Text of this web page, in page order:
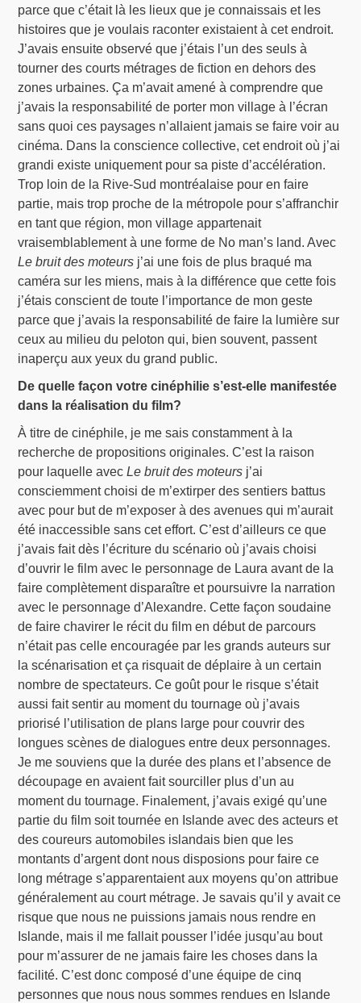
parce que c’était là les lieux que je connaissais et les
histoires que je voulais raconter existaient à cet endroit.
J’avais ensuite observé que j’étais l’un des seuls à
tourner des courts métrages de fiction en dehors des
zones urbaines. Ça m’avait amené à comprendre que
j’avais la responsabilité de porter mon village à l’écran
sans quoi ces paysages n’allaient jamais se faire voir au
cinéma. Dans la conscience collective, cet endroit où j’ai
grandi existe uniquement pour sa piste d’accélération.
Trop loin de la Rive-Sud montréalaise pour en faire
partie, mais trop proche de la métropole pour s’affranchir
en tant que région, mon village appartenait
vraisemblablement à une forme de No man’s land. Avec
Le bruit des moteurs j’ai une fois de plus braqué ma
caméra sur les miens, mais à la différence que cette fois
j’étais conscient de toute l’importance de mon geste
parce que j’avais la responsabilité de faire la lumière sur
ceux au milieu du peloton qui, bien souvent, passent
inaperçu aux yeux du grand public.
De quelle façon votre cinéphilie s’est-elle manifestée
dans la réalisation du film?
À titre de cinéphile, je me sais constamment à la
recherche de propositions originales. C’est la raison
pour laquelle avecLe bruit des moteurs j’ai
consciemment choisi de m’extirper des sentiers battus
avec pour but de m’exposer à des avenues qui m’aurait
été inaccessible sans cet effort. C’est d’ailleurs ce que
j’avais fait dès l’écriture du scénario où j’avais choisi
d’ouvrir le film avec le personnage de Laura avant de la
faire complètement disparaître et poursuivre la narration
avec le personnage d’Alexandre. Cette façon soudaine
de faire chavirer le récit du film en début de parcours
n’était pas celle encouragée par les grands auteurs sur
la scénarisation et ça risquait de déplaire à un certain
nombre de spectateurs. Ce goût pour le risque s’était
aussi fait sentir au moment du tournage où j’avais
priorisé l’utilisation de plans large pour couvrir des
longues scènes de dialogues entre deux personnages.
Je me souviens que la durée des plans et l’absence de
découpage en avaient fait sourciller plus d’un au
moment du tournage. Finalement, j’avais exigé qu’une
partie du film soit tournée en Islande avec des acteurs et
des coureurs automobiles islandais bien que les
montants d’argent dont nous disposions pour faire ce
long métrage s’apparentaient aux moyens qu’on attribue
généralement au court métrage. Je savais qu’il y avait ce
risque que nous ne puissions jamais nous rendre en
Islande, mais il me fallait pousser l’idée jusqu’au bout
pour m’assurer de ne jamais faire les choses dans la
facilité. C’est donc composé d’une équipe de cinq
personnes que nous nous sommes rendues en Islande